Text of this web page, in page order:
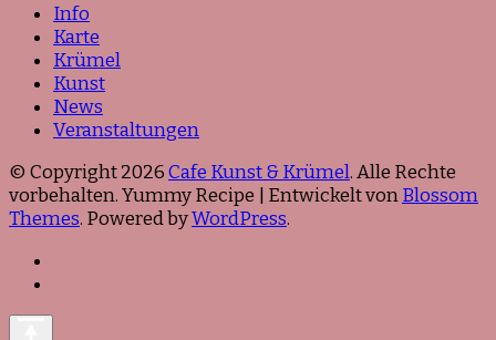
Info
Karte
Krümel
Kunst
News
Veranstaltungen
© Copyright 2026Cafe Kunst & Krümel. Alle Rechte
vorbehalten. Yummy Recipe | Entwickelt vonBlossom
Themes. Powered byWordPress.